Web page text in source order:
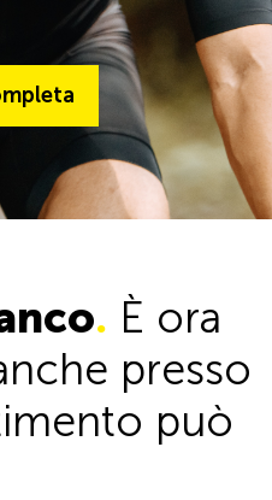
Alla gamma completa
. È ora
presso
può